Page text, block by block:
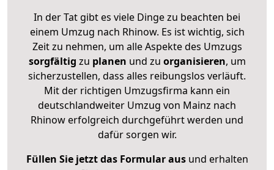
In der Tat gibt es viele Dinge zu beachten bei
einem Umzug nach Rhinow. Es ist wichtig, sich
Zeit zu nehmen, um alle Aspekte des Umzugs
sorgfältig zu planen und zu organisieren, um
sicherzustellen, dass alles reibungslos verläuft.
Mit der richtigen Umzugsfirma kann ein
deutschlandweiter Umzug von Mainz nach
Rhinow erfolgreich durchgeführt werden und
dafür sorgen wir.
Füllen Sie jetzt das Formular ausund erhalten